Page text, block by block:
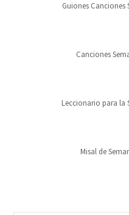
Guiones Canciones
Canciones
Leccionario para la
Misal de